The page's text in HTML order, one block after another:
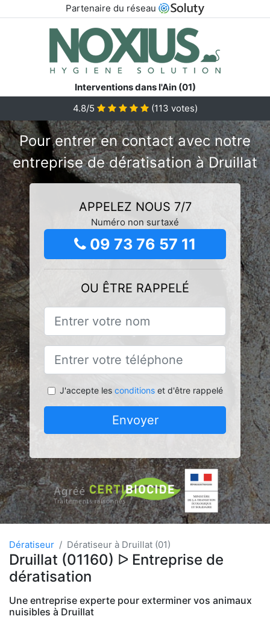
Partenaire du réseau
Interventions dans l'Ain (01)
4.8/5
(113 votes)
Pour entrer en contact avec notre
entreprise de dératisation à Druillat
APPELEZ NOUS 7/7
Numéro non surtaxé
09 73 76 57 11
OU ÊTRE RAPPELÉ
J'accepte les conditionset d'être rappelé
Envoyer
Dératiseur Dératiseur à Druillat (01)
Druillat (01160) ᐅ Entreprise de
dératisation
Une entreprise experte pour exterminer vos animaux
nuisibles à Druillat